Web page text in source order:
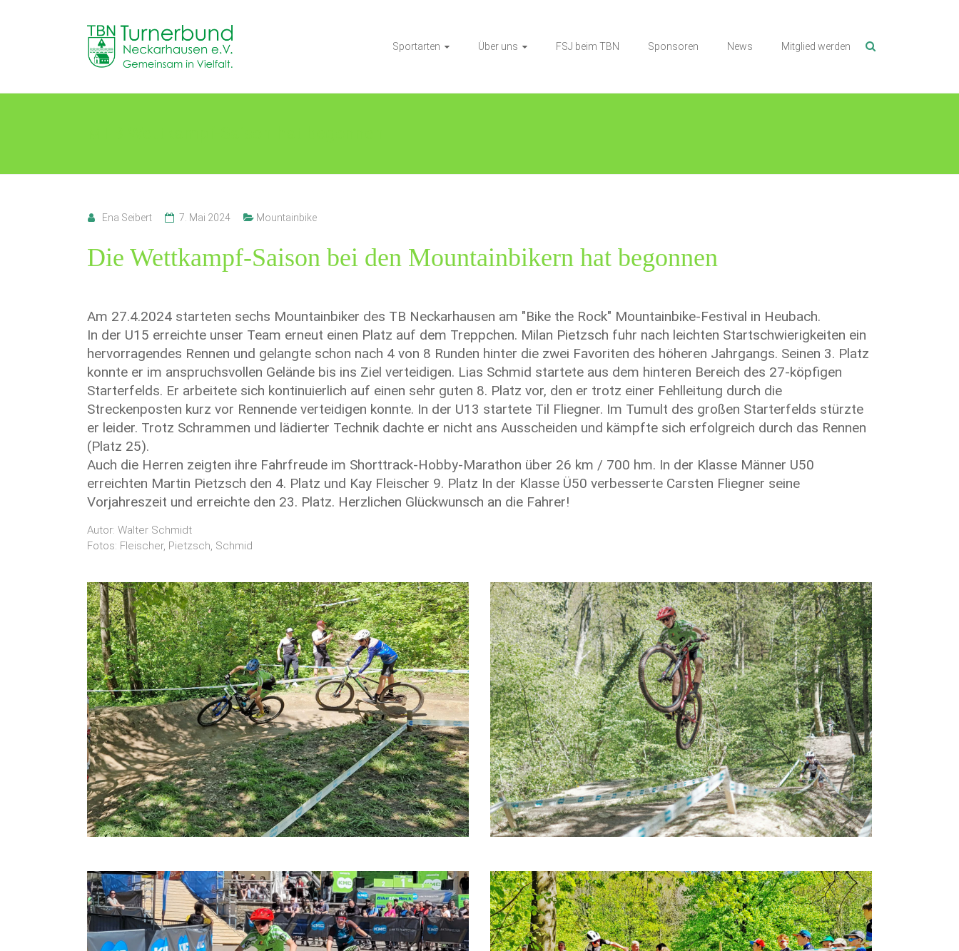
TB
Neckarhausen
in
Sportarten Über uns FSJ beim TBN Sponsoren News Mitglied werden
Ena Seibert 7. Mai 2024 Mountainbike
Die Wettkampf-Saison bei den Mountainbikern hat begonnen
Am 27.4.2024 starteten sechs Mountainbiker des TB Neckarhausen am "Bike the Rock" Mountainbike-Festival in Heubach.
In der U15 erreichte unser Team erneut einen Platz auf dem Treppchen. Milan Pietzsch fuhr nach leichten Startschwierigkeiten ein
hervorragendes Rennen und gelangte schon nach 4 von 8 Runden hinter die zwei Favoriten des höheren Jahrgangs. Seinen 3. Platz
konnte er im anspruchsvollen Gelände bis ins Ziel verteidigen. Lias Schmid startete aus dem hinteren Bereich des 27-köpfigen
Starterfelds. Er arbeitete sich kontinuierlich auf einen sehr guten 8. Platz vor, den er trotz einer Fehlleitung durch die
Streckenposten kurz vor Rennende verteidigen konnte. In der U13 startete Til Fliegner. Im Tumult des großen Starterfelds stürzte
er leider. Trotz Schrammen und lädierter Technik dachte er nicht ans Ausscheiden und kämpfte sich erfolgreich durch das Rennen
(Platz 25).
Auch die Herren zeigten ihre Fahrfreude im Shorttrack-Hobby-Marathon über 26 km / 700 hm. In der Klasse Männer U50
erreichten Martin Pietzsch den 4. Platz und Kay Fleischer 9. Platz In der Klasse Ü50 verbesserte Carsten Fliegner seine
Vorjahreszeit und erreichte den 23. Platz. Herzlichen Glückwunsch an die Fahrer!
Autor: Walter Schmidt
Fotos: Fleischer, Pietzsch, Schmid